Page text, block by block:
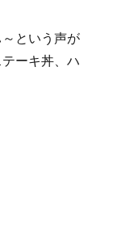
という声が
ーキ丼、ハ